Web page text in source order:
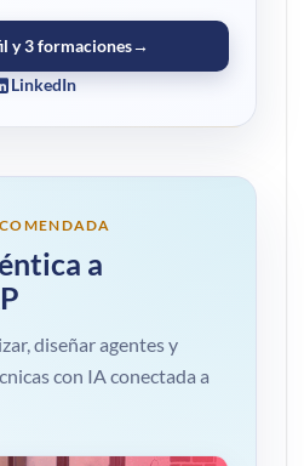
y 3 formaciones→
LinkedIn
a
diseñar agentes y
con IA conectada a